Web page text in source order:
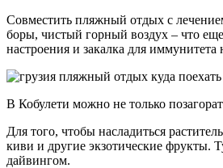
Совместить пляжный отдых с
боры, чистый горный воздух – что
настроения и закалка для иммунитета
В Кобулети можно не только
Для того, чтобы насладиться
киви и другие экзотические фрукты.
дайвингом.